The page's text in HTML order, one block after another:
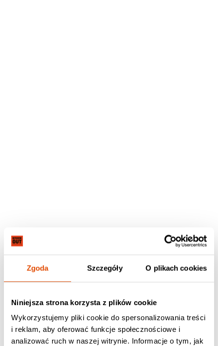
Zgoda Szczegóły O plikach cookies
Niniejsza strona korzysta z plików cookie
Wykorzystujemy pliki cookie do spersonalizowania treści
i reklam, aby oferować funkcje społecznościowe i
analizować ruch w naszej witrynie. Informacje o tym, jak